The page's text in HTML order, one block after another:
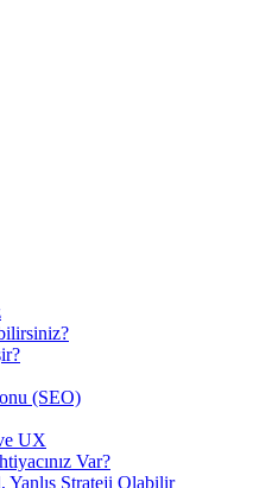
(SEO)
UX
Var?
Strateji Olabilir